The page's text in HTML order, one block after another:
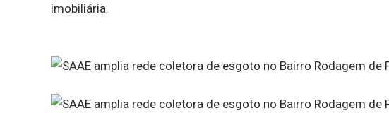
imobiliária.